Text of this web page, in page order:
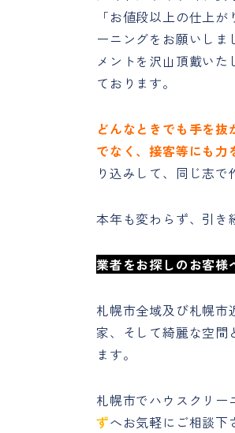
「お値段以上の仕上
ーニングをお願いし
メントを沢山頂戴い
ております。
どんなときでも手を
でなく、接客等にも力
り込みして、同じ志で
本年も変わらず、引き
業者をお探しのお客様
札幌市全域及び札幌
家、そして綺麗な空間
ます。
札幌市でハウスクリー
ずへお気軽にご相談下